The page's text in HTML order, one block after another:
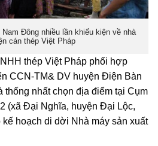
Đông nhiều lần khiếu kiện về nhà
cán thép Việt Pháp
thép Việt Pháp phối hợp
CCN-TM& DV huyện Điện Bàn
thống nhất chọn địa điểm tại Cụm
(xã Đại Nghĩa, huyện Đại Lộc,
hoạch di dời Nhà máy sản xuất